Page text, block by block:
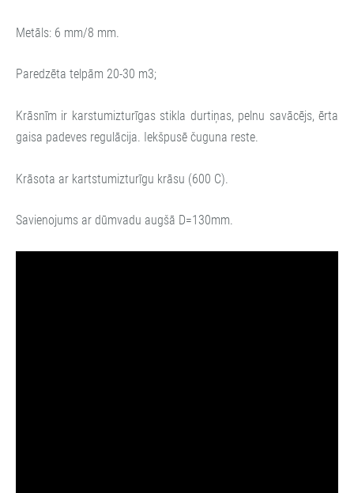
Metāls: 6 mm/8 mm.
Paredzēta telpām 20-30 m3;
Krāsnīm ir karstumizturīgas stikla durtiņas, pelnu savācējs, ērta
gaisa padeves regulācija. Iekšpusē čuguna reste.
Krāsota ar kartstumizturīgu krāsu (600 C).
Savienojums ar dūmvadu augšā D=130mm.